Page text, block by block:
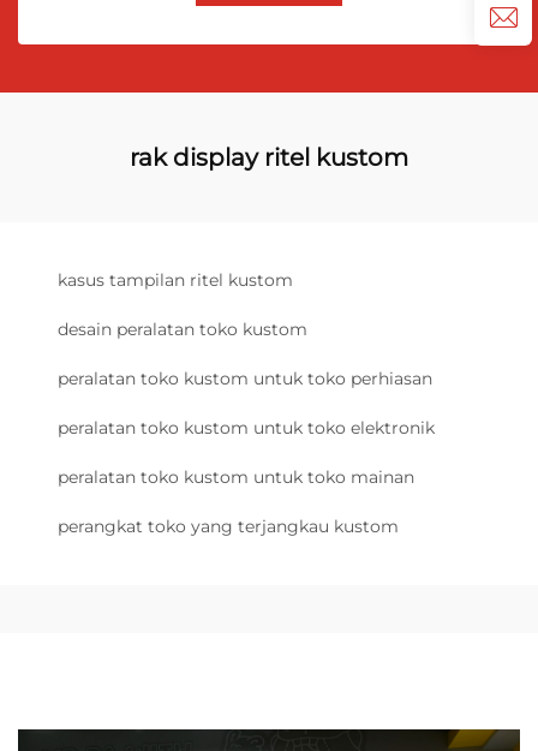
rak display ritel kustom
kasus tampilan ritel kustom
desain peralatan toko kustom
peralatan toko kustom untuk toko perhiasan
peralatan toko kustom untuk toko elektronik
peralatan toko kustom untuk toko mainan
perangkat toko yang terjangkau kustom